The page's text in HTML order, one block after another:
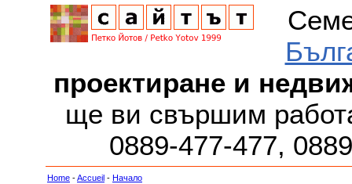
проектиране и
ще ви свършим
0889-477-477,
Home -Accueil - Начало